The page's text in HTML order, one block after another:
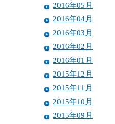
2016年05月
2016年04月
2016年03月
2016年02月
2016年01月
2015年12月
2015年11月
2015年10月
2015年09月